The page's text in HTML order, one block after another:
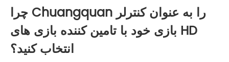
چرا Chuangquan را به عنوان کنترلر
بازی خود با تامین کننده بازی های HD
انتخاب کنید؟